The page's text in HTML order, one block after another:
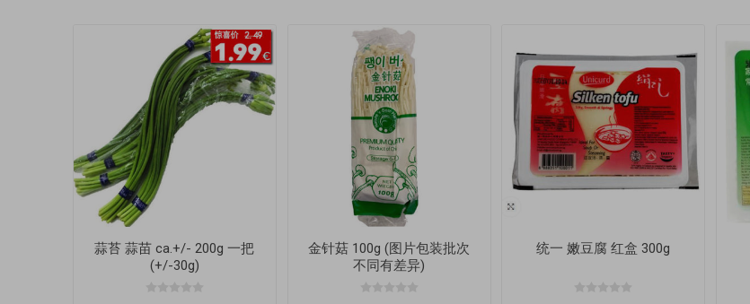
蒜苔 蒜苗 ca.+/- 200g 一把
(+/-30g)
金针菇 100g (图片包装批次
不同有差异)
统一 嫩豆腐 红盒 300g